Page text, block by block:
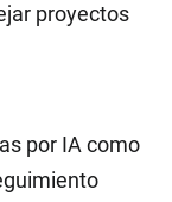
proyectos
por IA como